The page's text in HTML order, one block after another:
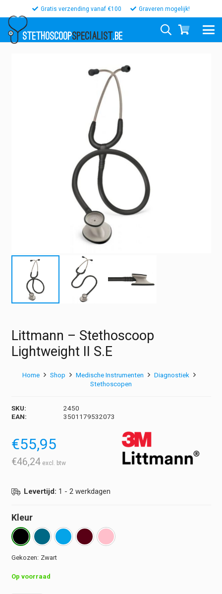
Gratis verzending vanaf €100 Graveren mogelijk!
STETHOSCOOPSPECIALIST.BE
Littmann – Stethoscoop
Lightweight II S.E
Home Shop Medische Instrumenten
Diagnostiek
Stethoscopen
SKU:
2450
EAN:
3501179532073
€55,95
€46,24
Levertijd: 1 - 2 werkdagen
Kleur
Zwart
Op voorraad